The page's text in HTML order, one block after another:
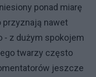
ponad miarę
przyznają nawet
- z dużym spokojem
twarzy często
jeszcze